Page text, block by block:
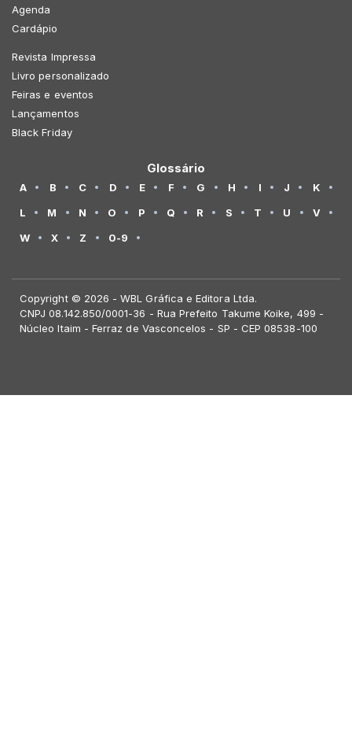
Agenda
Cardápio
Revista Impressa
Livro personalizado
Feiras e eventos
Lançamentos
Black Friday
Glossário
A B C D E F G H I J
K
L
M N O P Q R S T U
V
W
X Z 0-9
Copyright © 2026 - WBL Gráfica e Editora Ltda.
CNPJ 08.142.850/0001-36 - Rua Prefeito Takume Koike, 499 -
Núcleo Itaim - Ferraz de Vasconcelos - SP - CEP 08538-100